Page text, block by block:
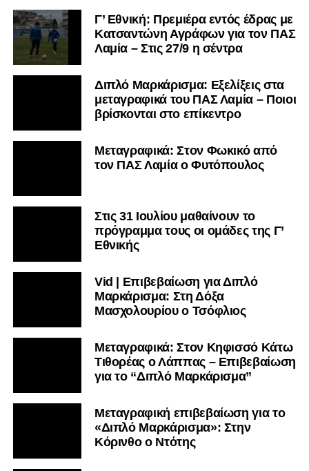
Γ’ Εθνική: Πρεμιέρα εντός έδρας με
Κατσαντώνη Αγράφων για τον ΠΑΣ
Λαμία – Στις 27/9 η σέντρα
Διπλό Μαρκάρισμα: Εξελίξεις στα
μεταγραφικά του ΠΑΣ Λαμία – Ποιοι
βρίσκονται στο επίκεντρο
Μεταγραφικά: Στον Φωκικό από
τον ΠΑΣ Λαμία ο Φυτόπουλος
Στις 31 Ιουλίου μαθαίνουν το
πρόγραμμα τους οι ομάδες της Γ’
Εθνικής
Vid | Επιβεβαίωση για Διπλό
Μαρκάρισμα: Στη Δόξα
Μασχολουρίου ο Τσόφλιος
Μεταγραφικά: Στον Κηφισσό Κάτω
Τιθορέας ο Λάππας – Επιβεβαίωση
για το “Διπλό Μαρκάρισμα”
Μεταγραφική επιβεβαίωση για το
«Διπλό Μαρκάρισμα»: Στην
Κόρινθο ο Ντότης